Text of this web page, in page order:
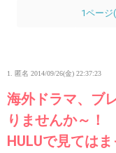
1ページ
1. 匿名 2014/09/26(金) 22:37:23
海外ドラマ、ブ
りませんか～！
HULUで見てはま